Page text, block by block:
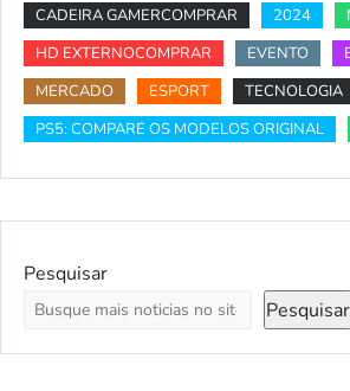
CADEIRA GAMERCOMPRAR
2024
HD EXTERNOCOMPRAR
EVENTO
MERCADO
ESPORT
TECNOLOGIA
PS5: COMPARE OS MODELOS ORIGINAL
Pesquisar
Pesquisar